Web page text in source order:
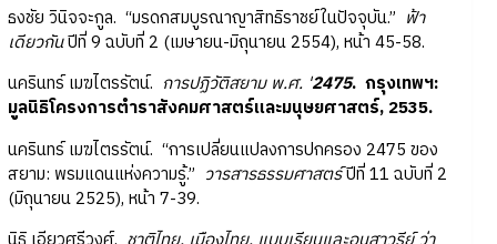
ธงชัย วินิจจะกูล. “มรดกสมบูรณาญาสิทธิราชย์ในปัจจุบัน.” ฟ้า
เดียวกันปีที่ 9 ฉบับที่ 2 (เมษายน-มิถุนายน 2554), หน้า 45-58.
นครินทร์ เมฆไตรรัตน์. การปฏิวัติสยาม พ.ศ. '2475. กรุงเทพฯ:
มูลนิธิโครงการตำราสังคมศาสตร์และมนุษยศาสตร์, 2535.
นครินทร์ เมฆไตรรัตน์. “การเปลี่ยนแปลงการปกครอง 2475 ของ
สยาม: พรมแดนแห่งความรู้.” วารสารธรรมศาสตร์ปีที่ 11 ฉบับที่ 2
(มิถุนายน 2525), หน้า 7-39.